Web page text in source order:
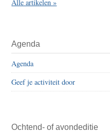
Alle artikelen »
Agenda
Agenda
Geef je activiteit door
Ochtend- of avondeditie